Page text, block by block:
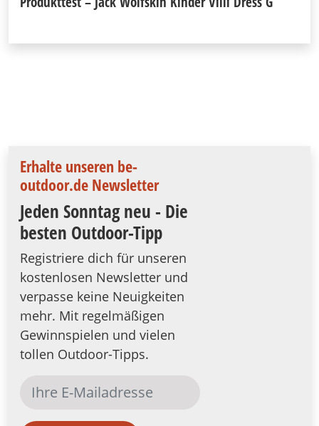
Erhalte unseren be-
outdoor.de Newsletter
Jeden Sonntag neu - Die
besten Outdoor-Tipp
Registriere dich für unseren
kostenlosen Newsletter und
verpasse keine Neuigkeiten
mehr. Mit regelmäßigen
Gewinnspielen und vielen
tollen Outdoor-Tipps.